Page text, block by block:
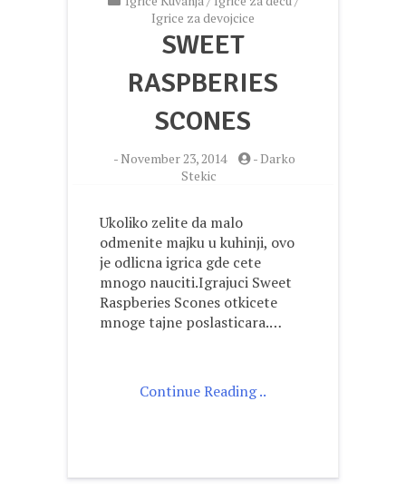
Igrice za devojcice
SWEET
RASPBERIES
SCONES
-November 23, 2014 -Darko
Stekic
Ukoliko zelite da malo
odmenite majku u kuhinji, ovo
je odlicna igrica gde cete
mnogo nauciti.Igrajuci Sweet
Raspberies Scones otkicete
mnoge tajne poslasticara.…
Continue Reading ..